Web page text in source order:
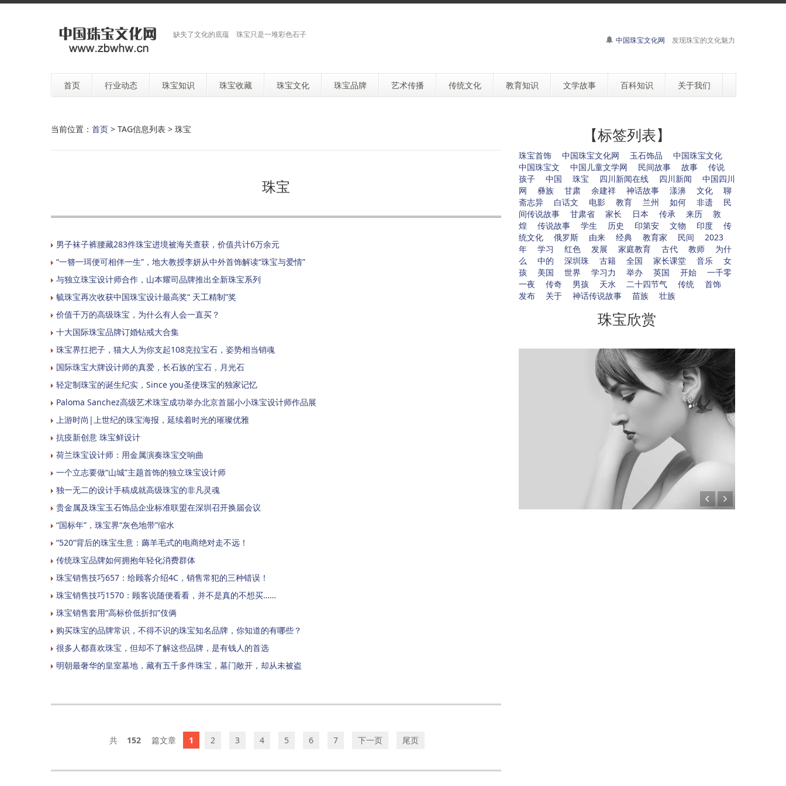
缺失了文化的底蕴 珠宝只是一堆彩色石子
中国珠宝文化网 发现珠宝的文化魅力
首页 行业动态 珠宝知识 珠宝收藏 珠宝文化 珠宝品牌 艺术传播 传统文化 教育知识 文学故事 百科知识 关于我们
当前位置： 首页 > TAG信息列表 > 珠宝
珠宝
男子袜子裤腰藏283件珠宝进境被海关查获，价值共计6万余元
“一簪一珥便可相伴一生”，地大教授李妍从中外首饰解读“珠宝与爱情”
与独立珠宝设计师合作，山本耀司品牌推出全新珠宝系列
毓珠宝再次收获中国珠宝设计最高奖“ 天工精制”奖
价值千万的高级珠宝，为什么有人会一直买？
十大国际珠宝品牌订婚钻戒大合集
珠宝界扛把子，猫大人为你支起108克拉宝石，姿势相当销魂
国际珠宝大牌设计师的真爱，长石族的宝石，月光石
轻定制珠宝的诞生纪实，Since you圣使珠宝的独家记忆
Paloma Sanchez高级艺术珠宝成功举办北京首届小小珠宝设计师作品展
上游时尚|上世纪的珠宝海报，延续着时光的璀璨优雅
抗疫新创意 珠宝鲜设计
荷兰珠宝设计师：用金属演奏珠宝交响曲
一个立志要做“山城”主题首饰的独立珠宝设计师
独一无二的设计手稿成就高级珠宝的非凡灵魂
贵金属及珠宝玉石饰品企业标准联盟在深圳召开换届会议
“国标年”，珠宝界“灰色地带”缩水
“520”背后的珠宝生意：薅羊毛式的电商绝对走不远！
传统珠宝品牌如何拥抱年轻化消费群体
珠宝销售技巧657：给顾客介绍4C，销售常犯的三种错误！
珠宝销售技巧1570：顾客说随便看看，并不是真的不想买……
珠宝销售套用“高标价低折扣”伎俩
购买珠宝的品牌常识，不得不识的珠宝知名品牌，你知道的有哪些？
很多人都喜欢珠宝，但却不了解这些品牌，是有钱人的首选
明朝最奢华的皇室墓地，藏有五千多件珠宝，墓门敞开，却从未被盗
152 1 2 3 4 5 6 7 下一页 尾页
【标签列表】
珠宝首饰 中国珠宝文化网 玉石饰品
中国珠宝文化
中国珠宝文
中国儿童文学网 民间故事 故事
传说
孩子
中国 珠宝 四川新闻在线 四川新闻
中国四川
网
彝族 甘肃 余建祥 神话故事 漾濞 文化
聊
斋志异
白话文 电影 教育 兰州 如何 非遗
民
间传说故事
甘肃省 家长 日本 传承 来历
敦
煌
传说故事 学生 历史 印第安 文物 印度
传
统文化
俄罗斯 由来 经典 教育家 民间
2023
年
学习 红色 发展 家庭教育 古代 教师
为什
么
中的 深圳珠 古籍 全国 家长课堂 音乐
女
孩
美国 世界 学习力 举办 英国 开始
一千零
一夜
传奇 男孩 天水 二十四节气 传统
首饰
发布
关于 神话传说故事 苗族 壮族
珠宝欣赏